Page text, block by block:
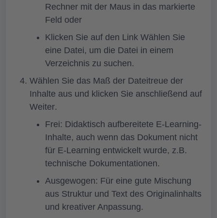
Rechner mit der Maus in das markierte
Feld oder
Klicken Sie auf den Link Wählen Sie
eine Datei, um die Datei in einem
Verzeichnis zu suchen.
Wählen Sie das Maß der Dateitreue der
Inhalte aus und klicken Sie anschließend auf
Weiter.
Frei: Didaktisch aufbereitete E-Learning-
Inhalte, auch wenn das Dokument nicht
für E-Learning entwickelt wurde, z.B.
technische Dokumentationen.
Ausgewogen: Für eine gute Mischung
aus Struktur und Text des Originalinhalts
und kreativer Anpassung.